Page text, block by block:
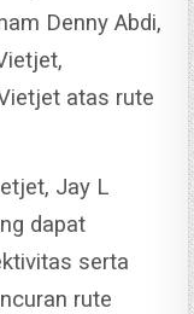
Denny Abdi,
atas rute
Jay L
dapat
serta
rute